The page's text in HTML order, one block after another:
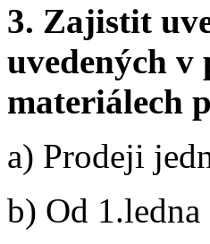
3. Zajistit
uvedených
materiálech
a) Prodeji
b) Od